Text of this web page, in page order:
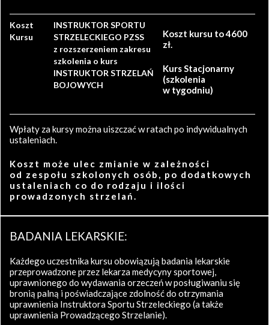
Koszt
Kursu
INSTRUKTOR SPORTU
STRZELECKIEGO PZSS
z rozszerzeniem zakresu
szkolenia o kurs
INSTRUKTOR STRZELAŃ
BOJOWYCH
Koszt kursu to 4600
zł.
Kurs Stacjonarny
(szkolenia
w tygodniu)
Wpłaty za kursy można uiszczać w ratach po indywidualnych
ustaleniach.
Koszt może ulec zmianie w zależności
od zespołu szkolonych osób, po dodatkowych
ustaleniach co do rodzaju i ilości
prowadzonych strzelań.
BADANIA LEKARSKIE:
Każdego uczestnika kursu obowiązują badania lekarskie
przeprowadzone przez lekarza medycyny sportowej,
uprawnionego do wydawania orzeczeń w posługiwaniu się
bronią palną i poświadczające zdolność do otrzymania
uprawnienia Instruktora Sportu Strzeleckiego (a także
uprawnienia Prowadzącego Strzelanie).